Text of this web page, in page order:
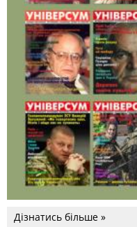
Дізнатись більше »